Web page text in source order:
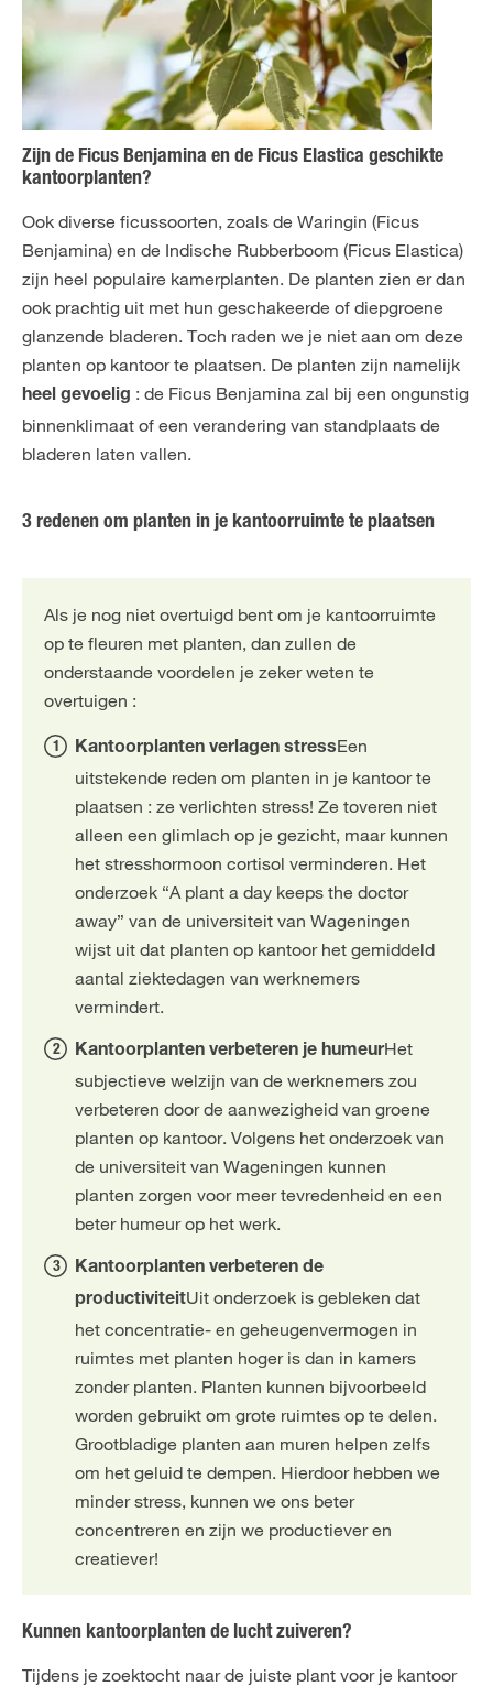
Zijn de Ficus Benjamina en de Ficus Elastica geschikte
kantoorplanten?
Ook diverse ficussoorten, zoals de Waringin (Ficus
Benjamina) en de Indische Rubberboom (Ficus Elastica)
zijn heel populaire kamerplanten. De planten zien er dan
ook prachtig uit met hun geschakeerde of diepgroene
glanzende bladeren. Toch raden we je niet aan om deze
planten op kantoor te plaatsen. De planten zijn namelijk
heel gevoelig : de Ficus Benjamina zal bij een ongunstig
binnenklimaat of een verandering van standplaats de
bladeren laten vallen.
3 redenen om planten in je kantoorruimte te plaatsen
Als je nog niet overtuigd bent om je kantoorruimte
op te fleuren met planten, dan zullen de
onderstaande voordelen je zeker weten te
overtuigen :
Kantoorplanten verlagen stressEen
uitstekende reden om planten in je kantoor te
plaatsen : ze verlichten stress! Ze toveren niet
alleen een glimlach op je gezicht, maar kunnen
het stresshormoon cortisol verminderen. Het
onderzoek “A plant a day keeps the doctor
away” van de universiteit van Wageningen
wijst uit dat planten op kantoor het gemiddeld
aantal ziektedagen van werknemers
vermindert.
Kantoorplanten verbeteren je humeurHet
subjectieve welzijn van de werknemers zou
verbeteren door de aanwezigheid van groene
planten op kantoor. Volgens het onderzoek van
de universiteit van Wageningen kunnen
planten zorgen voor meer tevredenheid en een
beter humeur op het werk.
Kantoorplanten verbeteren de
productiviteitUit onderzoek is gebleken dat
het concentratie- en geheugenvermogen in
ruimtes met planten hoger is dan in kamers
zonder planten. Planten kunnen bijvoorbeeld
worden gebruikt om grote ruimtes op te delen.
Grootbladige planten aan muren helpen zelfs
om het geluid te dempen. Hierdoor hebben we
minder stress, kunnen we ons beter
concentreren en zijn we productiever en
creatiever!
Kunnen kantoorplanten de lucht zuiveren?
Tijdens je zoektocht naar de juiste plant voor je kantoor